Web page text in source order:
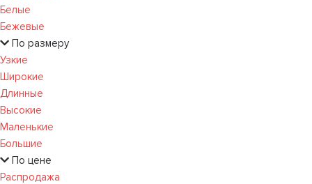
Белые
Бежевые
По размеру
Узкие
Широкие
Длинные
Высокие
Маленькие
Большие
По цене
Распродажа